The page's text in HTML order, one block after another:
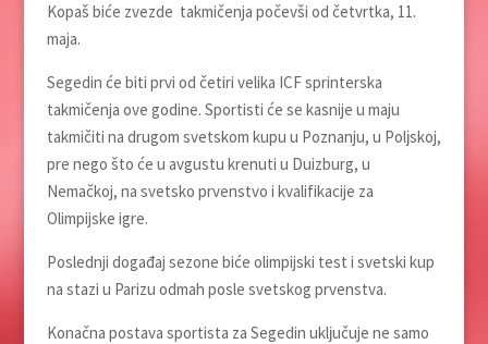
Kopaš biće zvezde takmičenja počevši od četvrtka, 11.
maja.
Segedin će biti prvi od četiri velika ICF sprinterska
takmičenja ove godine. Sportisti će se kasnije u maju
takmičiti na drugom svetskom kupu u Poznanju, u Polјskoj,
pre nego što će u avgustu krenuti u Duizburg, u
Nemačkoj, na svetsko prvenstvo i kvalifikacije za
Olimpijske igre.
Poslednji događaj sezone biće olimpijski test i svetski kup
na stazi u Parizu odmah posle svetskog prvenstva.
Konačna postava sportista za Segedin uklјučuje ne samo